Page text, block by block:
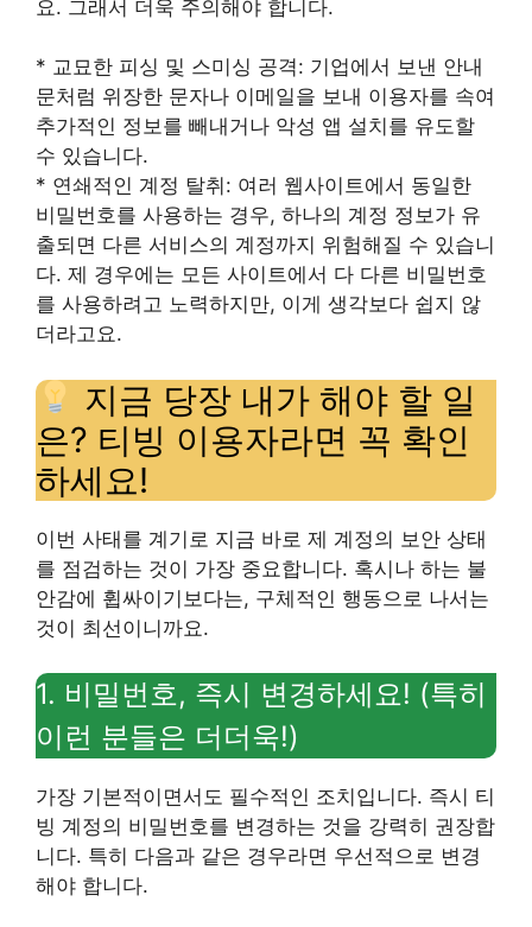
요. 그래서 더욱 주의해야 합니다.
* 교묘한 피싱 및 스미싱 공격: 기업에서 보낸 안내
문처럼 위장한 문자나 이메일을 보내 이용자를 속여
추가적인 정보를 빼내거나 악성 앱 설치를 유도할
수 있습니다.
* 연쇄적인 계정 탈취: 여러 웹사이트에서 동일한
비밀번호를 사용하는 경우, 하나의 계정 정보가 유
출되면 다른 서비스의 계정까지 위험해질 수 있습니
다. 제 경우에는 모든 사이트에서 다 다른 비밀번호
를 사용하려고 노력하지만, 이게 생각보다 쉽지 않
더라고요.
지금 당장 내가 해야 할 일
은? 티빙 이용자라면 꼭 확인
하세요!
이번 사태를 계기로 지금 바로 제 계정의 보안 상태
를 점검하는 것이 가장 중요합니다. 혹시나 하는 불
안감에 휩싸이기보다는, 구체적인 행동으로 나서는
것이 최선이니까요.
1. 비밀번호, 즉시 변경하세요! (특히
이런 분들은 더더욱!)
가장 기본적이면서도 필수적인 조치입니다. 즉시 티
빙 계정의 비밀번호를 변경하는 것을 강력히 권장합
니다. 특히 다음과 같은 경우라면 우선적으로 변경
해야 합니다.